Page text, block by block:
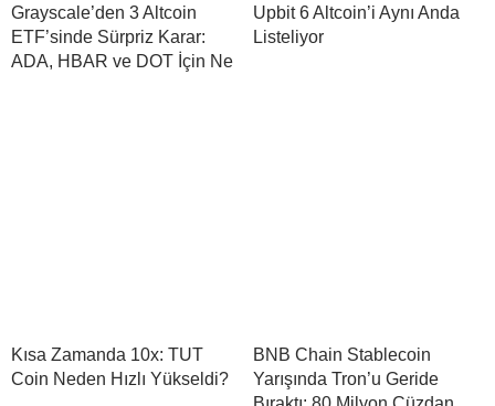
Grayscale’den 3 Altcoin
ETF’sinde Sürpriz Karar:
ADA, HBAR ve DOT İçin Ne
Upbit 6 Altcoin’i Aynı Anda
Listeliyor
Kısa Zamanda 10x: TUT
Coin Neden Hızlı Yükseldi?
BNB Chain Stablecoin
Yarışında Tron’u Geride